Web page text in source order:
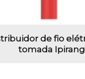
de fio
tomada